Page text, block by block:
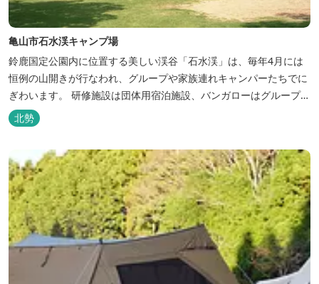
亀山市石水渓キャンプ場
鈴鹿国定公園内に位置する美しい渓谷「石水渓」は、毎年4月には
恒例の山開きが行なわれ、グループや家族連れキャンパーたちでに
ぎわいます。 研修施設は団体用宿泊施設、バンガローはグループ・
家族連れ用宿泊施設として、ハイキングやキャンプの拠点として最
適です。
北勢